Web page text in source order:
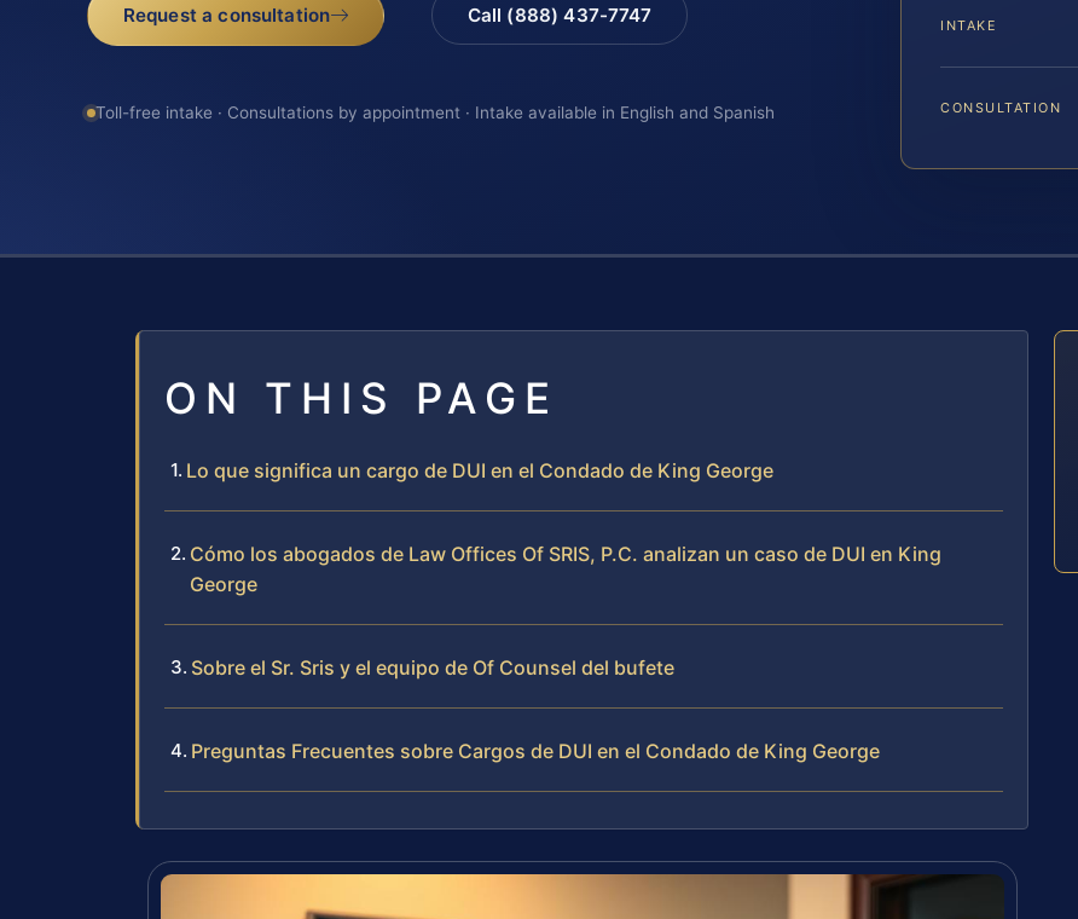
Request a consultation Call (888) 437-7747
Toll-free intake · Consultations by appointment · Intake available in English and Spanish
INTAKE
CONSULTATION
ON THIS PAGE
Lo que significa un cargo de DUI en el Condado de King George
Cómo los abogados de Law Offices Of SRIS, P.C. analizan un caso de DUI en King
George
Sobre el Sr. Sris y el equipo de Of Counsel del bufete
Preguntas Frecuentes sobre Cargos de DUI en el Condado de King George